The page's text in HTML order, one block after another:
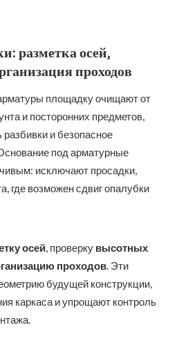
разметка осей,
проходов
площадку очищают от
и посторонних предметов,
и безопасное
под арматурные
исключают просадки,
где возможен сдвиг опалубки
осей, проверку высотных
проходов. Эти
будущей конструкции,
каркаса и упрощают контроль